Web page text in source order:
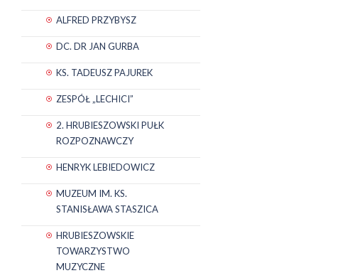
ALFRED PRZYBYSZ
DC. DR JAN GURBA
KS. TADEUSZ PAJUREK
ZESPÓŁ „LECHICI”
2. HRUBIESZOWSKI PUŁK
ROZPOZNAWCZY
HENRYK LEBIEDOWICZ
MUZEUM IM. KS.
STANISŁAWA STASZICA
HRUBIESZOWSKIE
TOWARZYSTWO
MUZYCZNE